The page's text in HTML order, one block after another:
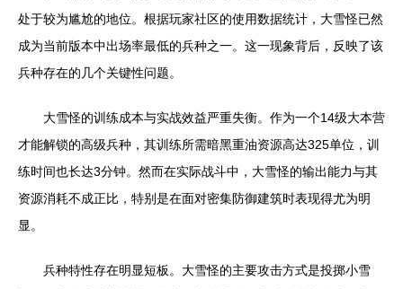
处于较为尴尬的地位。根据玩家社区的使用数据统计，大雪怪已然
成为当前版本中出场率最低的兵种之一。这一现象背后，反映了该
兵种存在的几个关键性问题。
大雪怪的训练成本与实战效益严重失衡。作为一个14级大本营
才能解锁的高级兵种，其训练所需暗黑重油资源高达325单位，训
练时间也长达3分钟。然而在实际战斗中，大雪怪的输出能力与其
资源消耗不成正比，特别是在面对密集防御建筑时表现得尤为明
显。
兵种特性存在明显短板。大雪怪的主要攻击方式是投掷小雪